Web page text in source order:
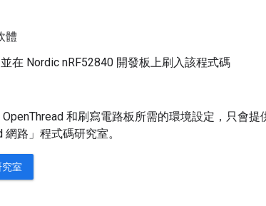
體
在 Nordic nRF52840 開發板上刷入該程式碼
和刷寫電路板所需的環境設定，只會
路」程式碼研究室。
究室